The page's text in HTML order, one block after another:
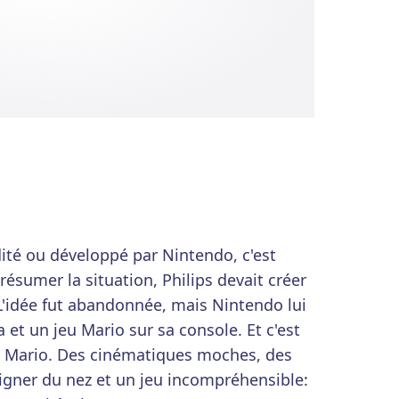
ou développé par Nintendo, c'est
la situation, Philips devait créer
fut abandonnée, mais Nintendo lui
et un jeu Mario sur sa console. Et c'est
Des cinématiques moches, des
du nez et un jeu incompréhensible: